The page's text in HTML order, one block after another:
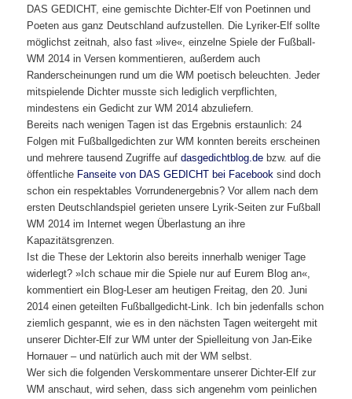
DAS GEDICHT, eine gemischte Dichter-Elf von Poetinnen und
Poeten aus ganz Deutschland aufzustellen. Die Lyriker-Elf sollte
möglichst zeitnah, also fast »live«, einzelne Spiele der Fußball-
WM 2014 in Versen kommentieren, außerdem auch
Randerscheinungen rund um die WM poetisch beleuchten. Jeder
mitspielende Dichter musste sich lediglich verpflichten,
mindestens ein Gedicht zur WM 2014 abzuliefern.
Bereits nach wenigen Tagen ist das Ergebnis erstaunlich: 24
Folgen mit Fußballgedichten zur WM konnten bereits erscheinen
und mehrere tausend Zugriffe aufdasgedichtblog.de bzw. auf die
öffentliche Fanseite von DAS GEDICHT bei Facebooksind doch
schon ein respektables Vorrundenergebnis? Vor allem nach dem
ersten Deutschlandspiel gerieten unsere Lyrik-Seiten zur Fußball
WM 2014 im Internet wegen Überlastung an ihre
Kapazitätsgrenzen.
Ist die These der Lektorin also bereits innerhalb weniger Tage
widerlegt? »Ich schaue mir die Spiele nur auf Eurem Blog an«,
kommentiert ein Blog-Leser am heutigen Freitag, den 20. Juni
2014 einen geteilten Fußballgedicht-Link. Ich bin jedenfalls schon
ziemlich gespannt, wie es in den nächsten Tagen weitergeht mit
unserer Dichter-Elf zur WM unter der Spielleitung von Jan-Eike
Hornauer – und natürlich auch mit der WM selbst.
Wer sich die folgenden Verskommentare unserer Dichter-Elf zur
WM anschaut, wird sehen, dass sich angenehm vom peinlichen